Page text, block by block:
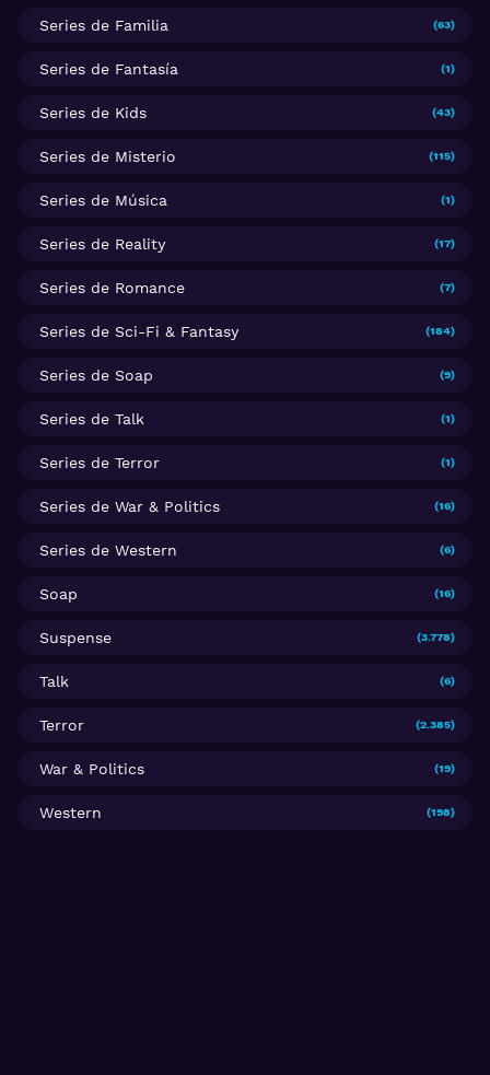
Series de Familia (63)
Series de Fantasía (1)
Series de Kids (43)
Series de Misterio (115)
Series de Música (1)
Series de Reality (17)
Series de Romance (7)
Series de Sci-Fi & Fantasy (184)
Series de Soap (9)
Series de Talk (1)
Series de Terror (1)
Series de War & Politics (16)
Series de Western (6)
Soap (16)
Suspense (3.778)
Talk (6)
Terror (2.385)
War & Politics (19)
Western (198)